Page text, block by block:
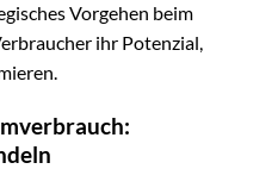
Vorgehen beim
ihr Potenzial,